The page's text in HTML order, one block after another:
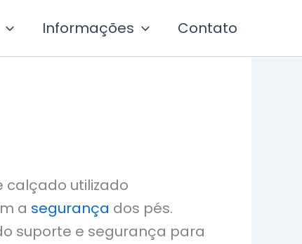
Informações Contato
calçado utilizado
a segurança dos pés.
suporte e segurança para